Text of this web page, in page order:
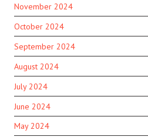
November 2024
October 2024
September 2024
August 2024
July 2024
June 2024
May 2024